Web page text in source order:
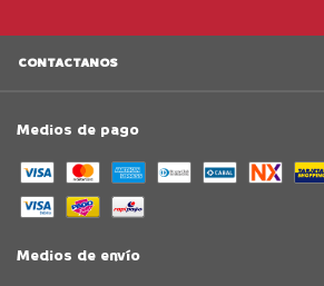
CONTACTANOS
Medios de pago
Medios de envío